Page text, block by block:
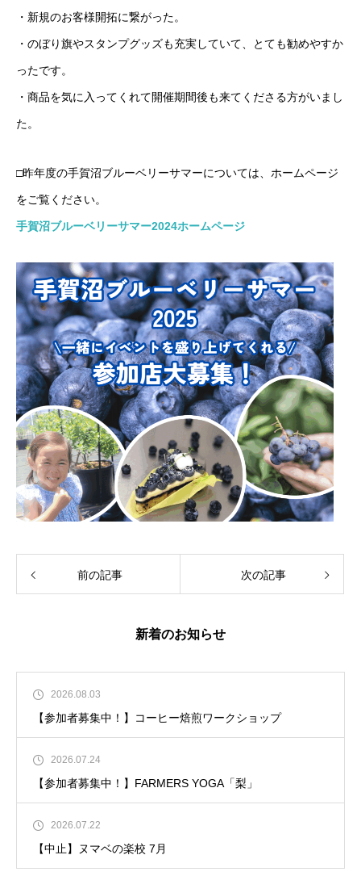
・新規のお客様開拓に繋がった。
・のぼり旗やスタンプグッズも充実していて、とても勧めやすか
ったです。
・商品を気に入ってくれて開催期間後も来てくださる方がいまし
た。
□昨年度の手賀沼ブルーベリーサマーについては、ホームページ
をご覧ください。
手賀沼ブルーベリーサマー2024ホームページ
前の記事 次の記事
新着のお知らせ
2026.08.03
【参加者募集中！】コーヒー焙煎ワークショップ
2026.07.24
【参加者募集中！】FARMERS YOGA「梨」
2026.07.22
【中止】ヌマベの楽校 7月